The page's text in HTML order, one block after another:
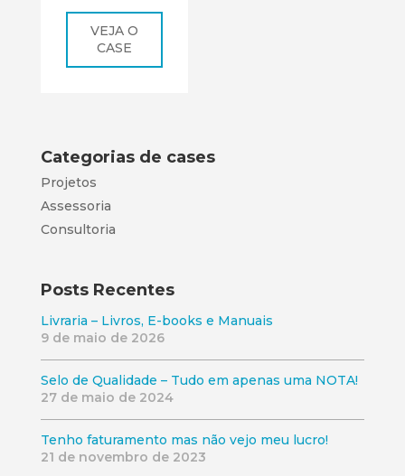
VEJA O
CASE
Categorias de cases
Projetos
Assessoria
Consultoria
Posts Recentes
Livraria – Livros, E-books e Manuais
9 de maio de 2026
Selo de Qualidade – Tudo em apenas uma NOTA!
27 de maio de 2024
Tenho faturamento mas não vejo meu lucro!
21 de novembro de 2023